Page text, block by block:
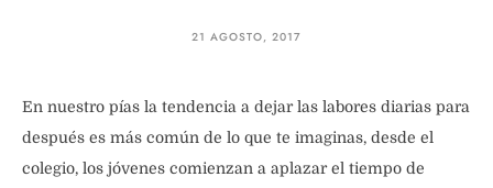
21 AGOSTO, 2017
En nuestro pías la tendencia a dejar las labores diarias para
después es más común de lo que te imaginas, desde el
colegio, los jóvenes comienzan a aplazar el tiempo de